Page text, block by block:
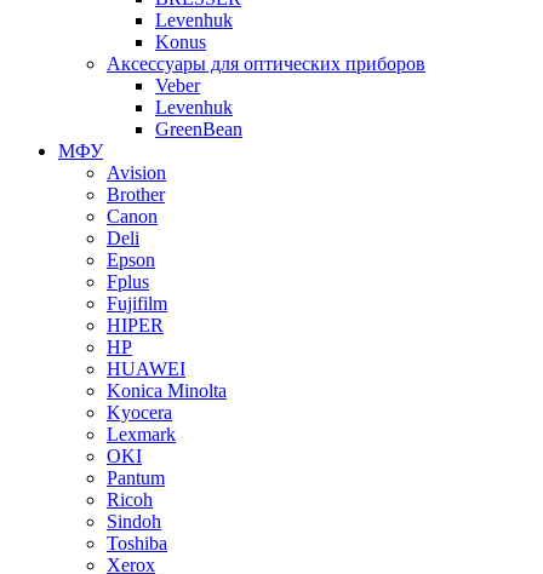
Levenhuk
Konus
Аксессуары для оптических приборов
Veber
Levenhuk
GreenBean
МФУ
Avision
Brother
Canon
Deli
Epson
Fplus
Fujifilm
HIPER
HP
HUAWEI
Konica Minolta
Kyocera
Lexmark
OKI
Pantum
Ricoh
Sindoh
Toshiba
Xerox